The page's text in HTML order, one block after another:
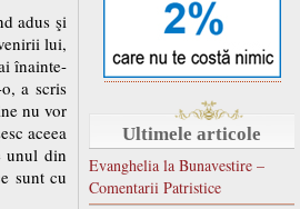
Ultimele articole
Evanghelia la Bunavestire –
Comentarii Patristice
adus şi
lui,
înainte-
a scris
nu vor
aceea
unul din
sunt cu